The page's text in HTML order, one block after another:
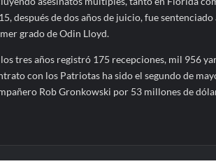
después de dos años de juicio, fue
grado de Odin Lloyd.
los tres años registró 175 recepciones, mil 956
con los Patriotas ha sido el segundo de
Rob Gronkowski por 53 millones de